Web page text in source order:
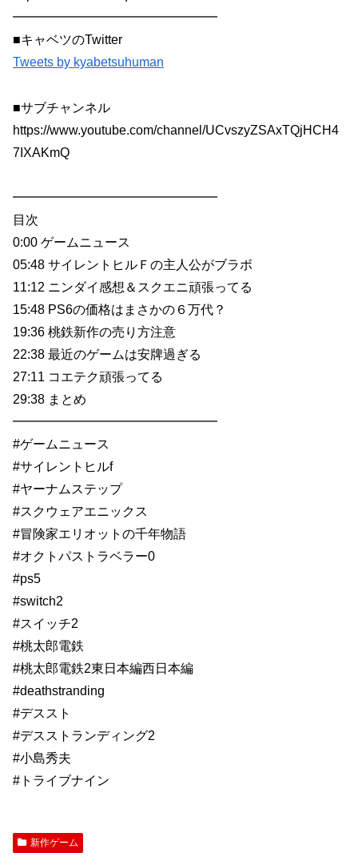
━━━━━━━━━━━━━━━━
■キャベツのTwitter
Tweets by kyabetsuhuman
■サブチャンネル
https://www.youtube.com/channel/UCvszyZSAxTQjHCH4
7IXAKmQ
━━━━━━━━━━━━━━━━
目次
0:00 ゲームニュース
05:48 サイレントヒルＦの主人公がブラボ
11:12 ニンダイ感想＆スクエニ頑張ってる
15:48 PS6の価格はまさかの６万代？
19:36 桃鉄新作の売り方注意
22:38 最近のゲームは安牌過ぎる
27:11 コエテク頑張ってる
29:38 まとめ
━━━━━━━━━━━━━━━━
#ゲームニュース
#サイレントヒルf
#ヤーナムステップ
#スクウェアエニックス
#冒険家エリオットの千年物語
#オクトパストラベラー0
#ps5
#switch2
#スイッチ2
#桃太郎電鉄
#桃太郎電鉄2東日本編西日本編
#deathstranding
#デススト
#デスストランディング2
#小島秀夫
#トライブナイン
新作ゲーム